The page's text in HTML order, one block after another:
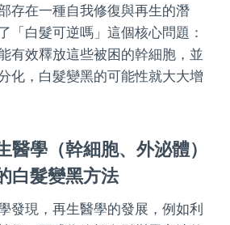
存在一種自我修復與再生的潛
「白髮可逆嗎」這個核心問題：
有效釋放這些被困的幹細胞，並
化，白髮變黑的可能性就大大增
醫學（幹細胞、外泌體）
白髮變黑方法
發現，再生醫學的發展，例如利